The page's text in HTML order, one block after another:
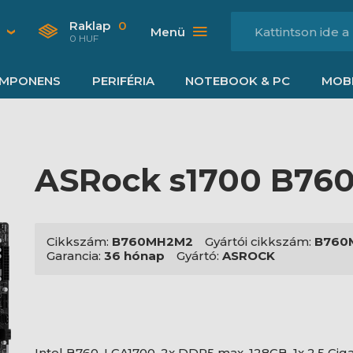
Raklap 0
0 HUF Menü
PERIFÉRIA NOTEBOOK & PC
ASRock s1700
Cikkszám: B760MH2M2 Gyártói cikkszám:
Garancia: 36 hónap Gyártó: ASROCK